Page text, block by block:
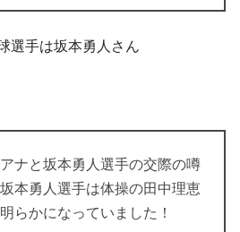
選手は坂本勇人さん
ナと坂本勇人選手の交際の噂
本勇人選手は体操の田中理恵
らかになっていました！